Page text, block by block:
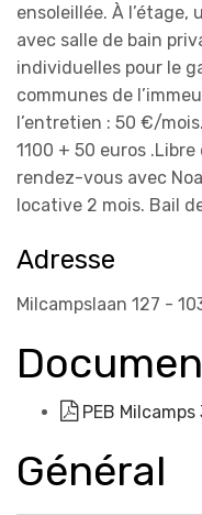
ensoleillée. À l’étage,
avec salle de bain
individuelles pour le
communes de
l’entretien : 50 €/
1100 + 50 euros
rendez-vous avec
locative 2 mois. Bail
Adresse
Milcampslaan 127 -
PEB Milcamps
Général